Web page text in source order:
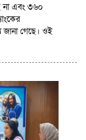
না এবং ৩৬০
জানা গেছে। ওই